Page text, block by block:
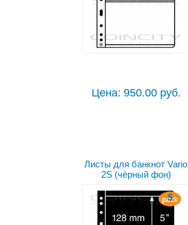
Цена: 950.00 руб.
Листы для банкнот Vario
2S (чёрный фон)